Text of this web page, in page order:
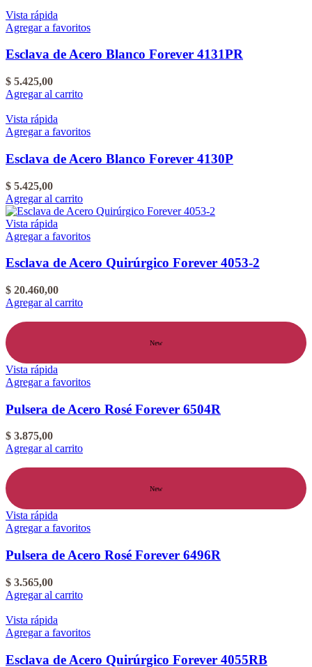
Vista rápida
Agregar a favoritos
Esclava de Acero Blanco Forever 4131PR
$ 5.425,00
Agregar al carrito
Vista rápida
Agregar a favoritos
Esclava de Acero Blanco Forever 4130P
$ 5.425,00
Agregar al carrito
Vista rápida
Agregar a favoritos
Esclava de Acero Quirúrgico Forever 4053-2
$ 20.460,00
Agregar al carrito
New
Vista rápida
Agregar a favoritos
Pulsera de Acero Rosé Forever 6504R
$ 3.875,00
Agregar al carrito
New
Vista rápida
Agregar a favoritos
Pulsera de Acero Rosé Forever 6496R
$ 3.565,00
Agregar al carrito
Vista rápida
Agregar a favoritos
Esclava de Acero Quirúrgico Forever 4055RB